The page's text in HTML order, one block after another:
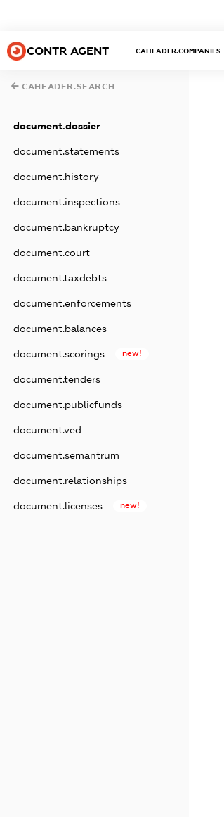
CONTR AGENT CAHEADER.COMPANIES
CAHEADER.SEARCH
document.dossier
document.statements
document.history
document.inspections
document.bankruptcy
document.court
document.taxdebts
document.enforcements
document.balances
document.scorings new!
document.tenders
document.publicfunds
document.ved
document.semantrum
document.relationships
document.licenses new!